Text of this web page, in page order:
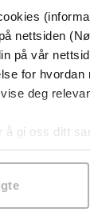
nettsiden
på vår
for
deg
å gi oss ditt
ved å
De
Kristine